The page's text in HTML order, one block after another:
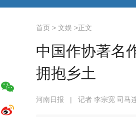
首页 > 文娱 >正文
中国作协著名
拥抱乡土
河南日报 | 记者 李宗宽 司马